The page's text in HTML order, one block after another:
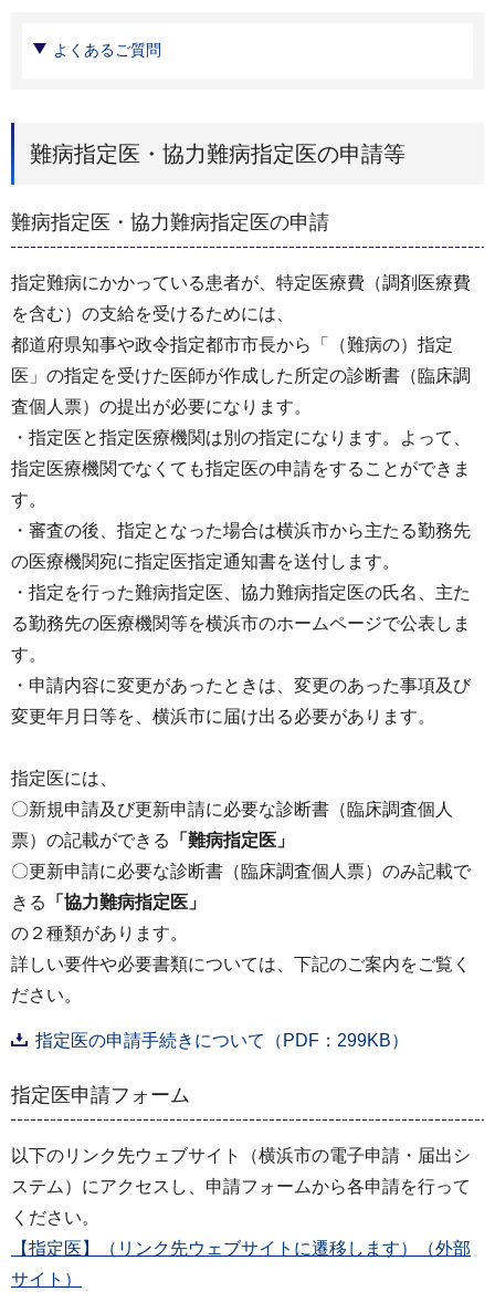
よくあるご質問
難病指定医・協力難病指定医の申請等
難病指定医・協力難病指定医の申請
指定難病にかかっている患者が、特定医療費（調剤医療費
を含む）の支給を受けるためには、
都道府県知事や政令指定都市市長から「（難病の）指定
医」の指定を受けた医師が作成した所定の診断書（臨床調
査個人票）の提出が必要になります。
・指定医と指定医療機関は別の指定になります。よって、
指定医療機関でなくても指定医の申請をすることができま
す。
・審査の後、指定となった場合は横浜市から主たる勤務先
の医療機関宛に指定医指定通知書を送付します。
・指定を行った難病指定医、協力難病指定医の氏名、主た
る勤務先の医療機関等を横浜市のホームページで公表しま
す。
・申請内容に変更があったときは、変更のあった事項及び
変更年月日等を、横浜市に届け出る必要があります。
指定医には、
〇新規申請及び更新申請に必要な診断書（臨床調査個人
票）の記載ができる
「難病指定医」
〇更新申請に必要な診断書（臨床調査個人票）のみ記載で
きる
「協力難病指定医」
の２種類があります。
詳しい要件や必要書類については、下記のご案内をご覧く
ださい。
指定医の申請手続きについて（PDF：299KB）
指定医申請フォーム
以下のリンク先ウェブサイト（横浜市の電子申請・届出シ
ステム）にアクセスし、申請フォームから各申請を行って
ください。
【指定医】（リンク先ウェブサイトに遷移します）（外部
サイト）